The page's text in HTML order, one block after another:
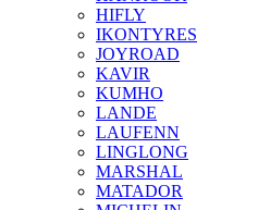
HIFLY
IKONTYRES
JOYROAD
KAVIR
KUMHO
LANDE
LAUFENN
LINGLONG
MARSHAL
MATADOR